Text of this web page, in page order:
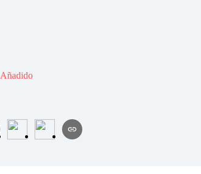
Añadido